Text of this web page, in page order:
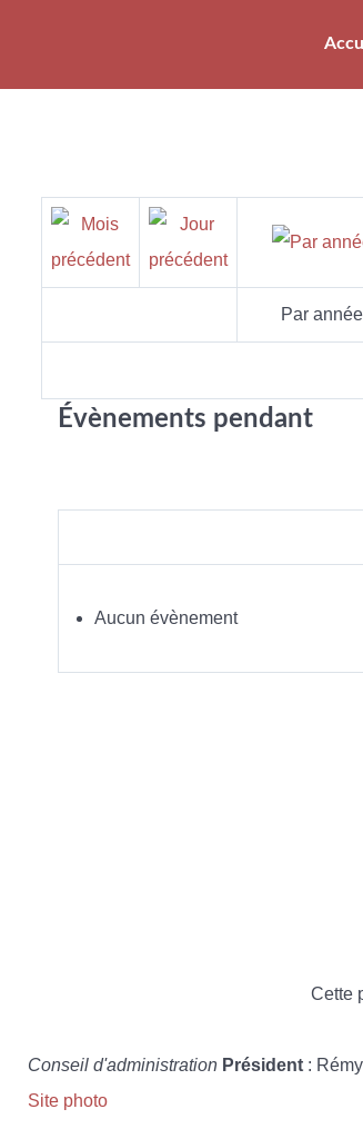
Par année
Évènements pendant
Aucun évènement
Cette
Conseil d'administration Président :
Site photo